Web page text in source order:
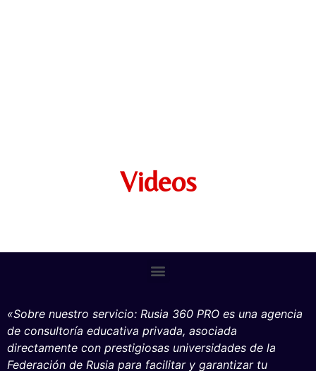
Videos
«Sobre nuestro servicio: Rusia 360 PRO es una agencia
de consultoría educativa privada, asociada
directamente con prestigiosas universidades de la
Federación de Rusia para facilitar y garantizar tu